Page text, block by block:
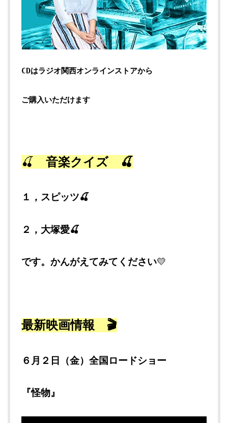
CDはラジオ関西オンラインストアから
ご購入いただけます
🍒 音楽クイズ 🍒
１，スピッツ🍒
２，大塚愛🍒
です。かんがえてみてください💛
最新映画情報 🎬
６月２日（金）全国ロードショー
『怪物』